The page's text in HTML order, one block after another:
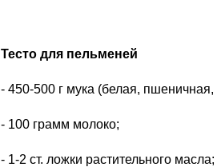
Тесто для пельменей
- 450-500 г мука (белая,
- 100 грамм молоко;
- 1-2 ст. ложки растительного масла;